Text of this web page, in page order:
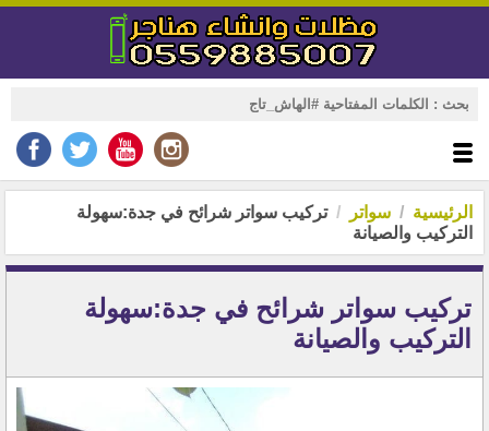
الرئيسية سواتر
تركيب سواتر شرائح في جدة:سهولة
التركيب والصيانة
تركيب سواتر شرائح في جدة:سهولة
التركيب والصيانة